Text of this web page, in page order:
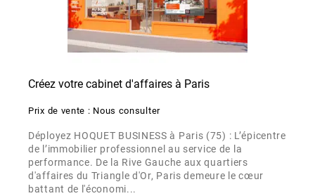
Créez votre cabinet d'affaires à Paris
Prix de vente : Nous consulter
Déployez HOQUET BUSINESS à Paris (75) : L’épicentre
de l’immobilier professionnel au service de la
performance. De la Rive Gauche aux quartiers
d'affaires du Triangle d'Or, Paris demeure le cœur
battant de l'économi...